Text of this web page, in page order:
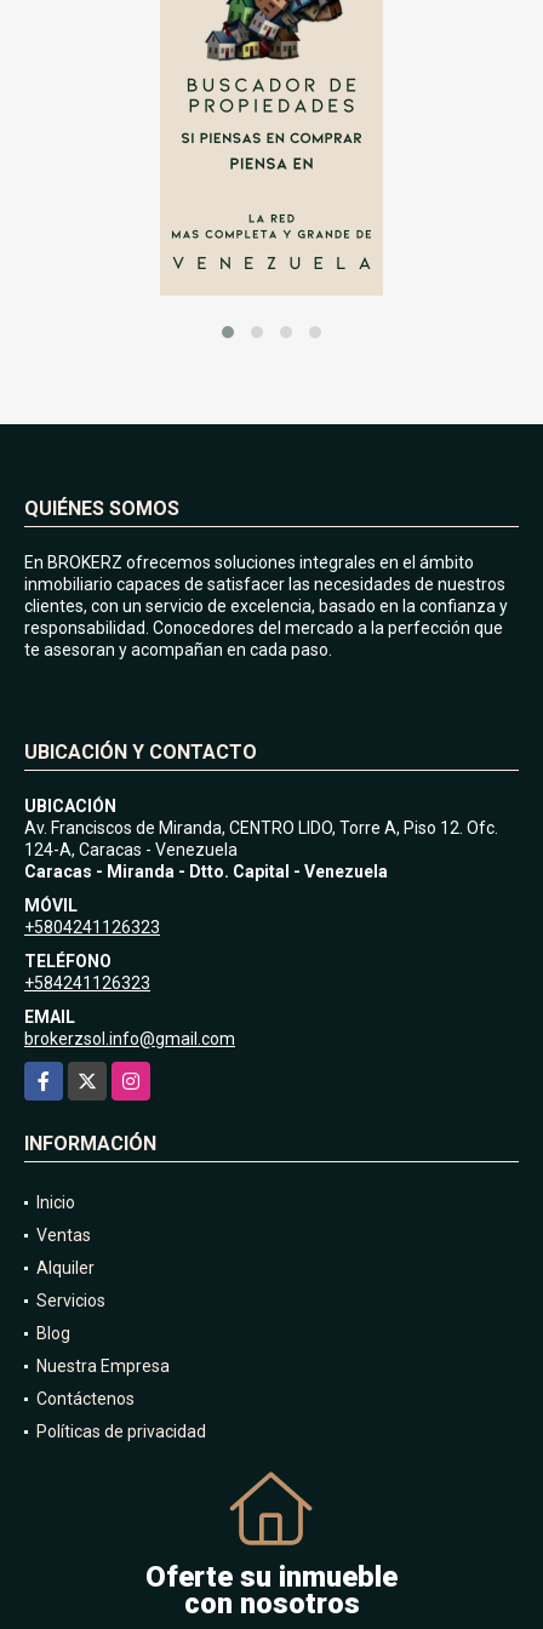
QUIÉNES SOMOS
En BROKERZ ofrecemos soluciones integrales en el ámbito
inmobiliario capaces de satisfacer las necesidades de nuestros
clientes, con un servicio de excelencia, basado en la confianza y
responsabilidad. Conocedores del mercado a la perfección que
te asesoran y acompañan en cada paso.
UBICACIÓN Y CONTACTO
UBICACIÓN
Av. Franciscos de Miranda, CENTRO LIDO, Torre A, Piso 12. Ofc.
124-A, Caracas - Venezuela
Caracas - Miranda - Dtto. Capital - Venezuela
MÓVIL
+5804241126323
TELÉFONO
+584241126323
EMAIL
brokerzsol.info@gmail.com
Facebook
Instagram
INFORMACIÓN
Inicio
Ventas
Alquiler
Servicios
Blog
Nuestra Empresa
Contáctenos
Políticas de privacidad
Oferte su inmueble
con nosotros